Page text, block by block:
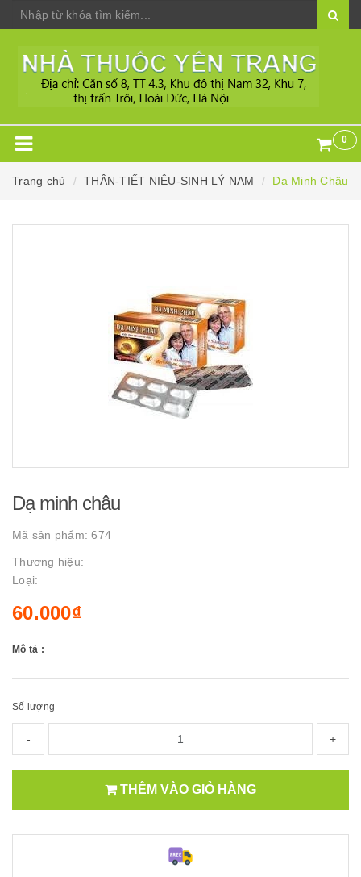
0
Trang chủ THẬN-TIẾT NIỆU-SINH LÝ NAM Dạ Minh Châu
Dạ minh châu
Mã sản phẩm:674
Thương hiệu:
Loại:
60.000₫
Mô tả :
Số lượng
- +
THÊM VÀO GIỎ HÀNG